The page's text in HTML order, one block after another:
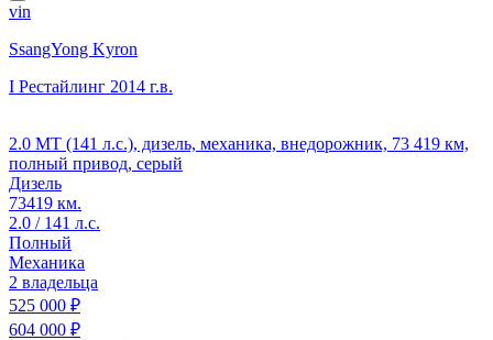
vin
SsangYong Kyron
I Рестайлинг 2014 г.в.
2.0 MT (141 л.с.), дизель, механика, внедорожник, 73 419 км,
полный привод, серый
Дизель
73419 км.
2.0 / 141 л.с.
Полный
Механика
2 владельца
525 000 ₽
604 000 ₽